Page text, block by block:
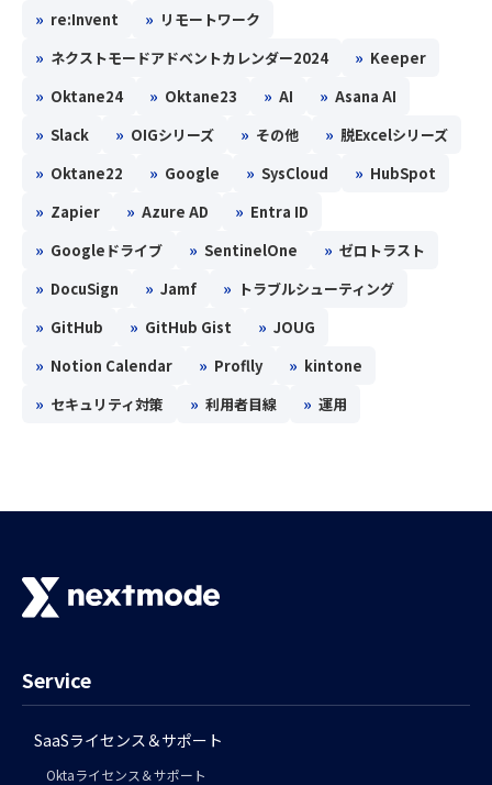
» re:Invent » リモートワーク
» ネクストモードアドベントカレンダー2024 » Keeper
» Oktane24 » Oktane23 » AI » Asana AI
» Slack » OIGシリーズ » その他 » 脱Excelシリーズ
» Oktane22 » Google » SysCloud » HubSpot
» Zapier » Azure AD » Entra ID
» Googleドライブ » SentinelOne » ゼロトラスト
» DocuSign » Jamf » トラブルシューティング
» GitHub » GitHub Gist » JOUG
» Notion Calendar » Proflly » kintone
» セキュリティ対策 » 利用者目線 » 運用
Service
SaaSライセンス＆サポート
Oktaライセンス＆サポート